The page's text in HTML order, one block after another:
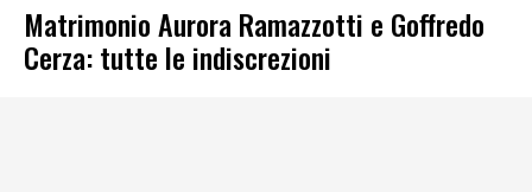
Matrimonio Aurora Ramazzotti e Goffredo
Cerza: tutte le indiscrezioni